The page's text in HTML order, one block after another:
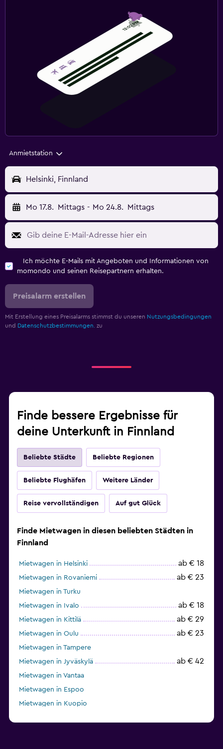
Anmietstation
Helsinki, Finnland
Mo 17.8. Mittags - Mo 24.8. Mittags
Ich möchte E-Mails mit Angeboten und Informationen von
momondo und seinen Reisepartnern erhalten.
Preisalarm erstellen
Mit Erstellung eines Preisalarms stimmst du unseren Nutzungsbedingungen
und Datenschutzbestimmungen. zu
Finde bessere Ergebnisse für
deine Unterkunft in Finnland
Beliebte Städte Beliebte Regionen
Beliebte Flughäfen Weitere Länder
Reise vervollständigen Auf gut Glück
Finde Mietwagen in diesen beliebten Städten in
Finnland
Mietwagen in Helsinki ab € 18
Mietwagen in Rovaniemi ab € 23
Mietwagen in Turku
Mietwagen in Ivalo
ab € 18
Mietwagen in Kittilä ab € 29
Mietwagen in Oulu ab € 23
Mietwagen in Tampere
Mietwagen in Jyväskylä
ab € 42
Mietwagen in Vantaa
Mietwagen in Espoo
Mietwagen in Kuopio